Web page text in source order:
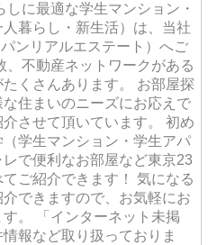
に最適な学生マンション・
暮らし・新生活）は、当社
ンリアルエステート）へご
不動産ネットワークがある
くさんあります。 お部屋探
住まいのニーズにお応えで
させて頂いています。 初め
学生マンション・学生アパ
で便利なお部屋など東京23
ご紹介できます！ 気になる
できますので、お気軽にお
。 「インターネット未掲
報など取り扱っておりま